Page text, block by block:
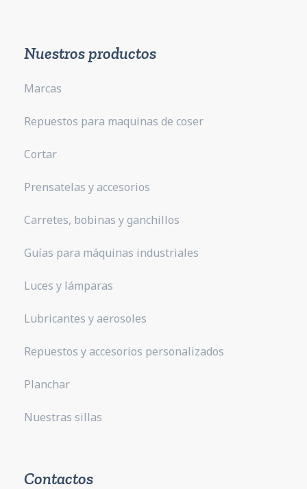
Nuestros productos
Marcas
Repuestos para maquinas de coser
Cortar
Prensatelas y accesorios
Carretes, bobinas y ganchillos
Guías para máquinas industriales
Luces y lámparas
Lubricantes y aerosoles
Repuestos y accesorios personalizados
Planchar
Nuestras sillas
Contactos